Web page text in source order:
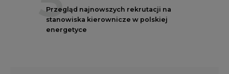
Przegląd najnowszych rekrutacji na
stanowiska kierownicze w polskiej
energetyce